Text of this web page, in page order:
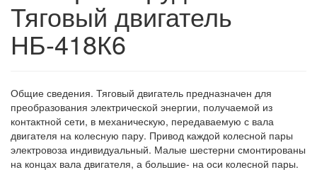
Тяговый двигатель
НБ-418К6
Общие сведения. Тяговый двигатель предназначен для
преобразования электрической энергии, получаемой из
контактной сети, в механическую, передаваемую с вала
двигателя на колесную пару. Привод каждой колесной пары
электровоза индивидуальный. Малые шестерни смонтированы
на концах вала двигателя, а большие- на оси колесной пары.